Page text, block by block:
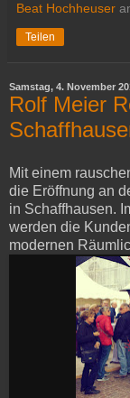
Beat Hochheuser
Teilen
Samstag, 4. November
Rolf Meier
Mit einem
die Eröffnung an
in Schaffhausen.
werden die
modernen